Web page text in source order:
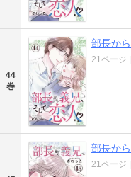
44
巻
部長か
21ページ
部長か
21ページ